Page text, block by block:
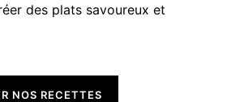
des plats savoureux et
NOS RECETTES